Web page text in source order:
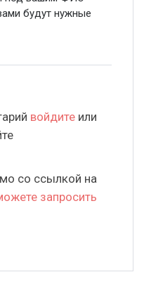
будут нужные
войдите или
со ссылкой на
запросить